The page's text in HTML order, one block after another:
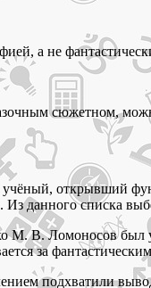
а не
сюжетном,
открывший
данного списка
М. В. Ломоносов
за
подхватили